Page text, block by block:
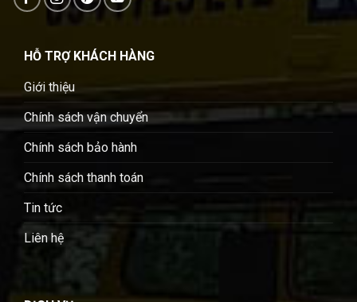
HỖ TRỢ KHÁCH HÀNG
Giới thiệu
Chính sách vận chuyển
Chính sách bảo hành
Chính sách thanh toán
Tin tức
Liên hệ